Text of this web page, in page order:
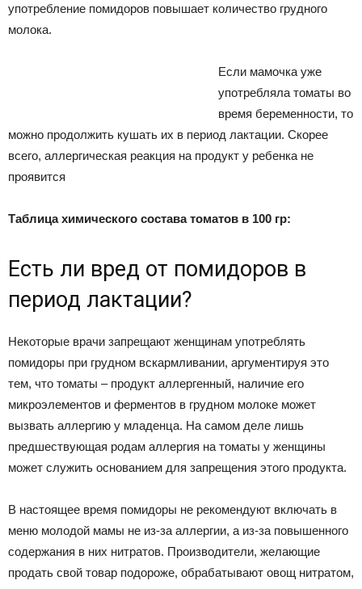
употребление помидоров повышает количество грудного
молока.
Если мамочка уже
употребляла томаты во
время беременности, то
можно продолжить кушать их в период лактации. Скорее
всего, аллергическая реакция на продукт у ребенка не
проявится
Таблица химического состава томатов в 100 гр:
Есть ли вред от помидоров в
период лактации?
Некоторые врачи запрещают женщинам употреблять
помидоры при грудном вскармливании, аргументируя это
тем, что томаты – продукт аллергенный, наличие его
микроэлементов и ферментов в грудном молоке может
вызвать аллергию у младенца. На самом деле лишь
предшествующая родам аллергия на томаты у женщины
может служить основанием для запрещения этого продукта.
В настоящее время помидоры не рекомендуют включать в
меню молодой мамы не из-за аллергии, а из-за повышенного
содержания в них нитратов. Производители, желающие
продать свой товар подороже, обрабатывают овощ нитратом,